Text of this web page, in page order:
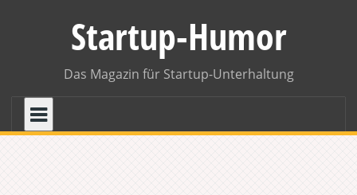
Startup-Humor
Das Magazin für Startup-Unterhaltung